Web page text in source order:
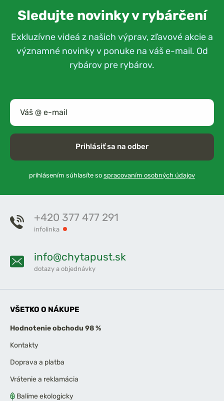
Sledujte novinky v rybárčení
Exkluzívne videá z našich výprav, zľavové akcie a
významné novinky v ponuke na váš e-mail. Od
rybárov pre rybárov.
Prihlásiť sa na odber
prihlásením súhlasíte so spracovaním osobných údajov
+420 377 477 291
infolinka
info@chytapust.sk
dotazy a objednávky
VŠETKO O NÁKUPE
Hodnotenie obchodu 98 %
Kontakty
Doprava a platba
Vrátenie a reklamácia
Balíme ekologicky